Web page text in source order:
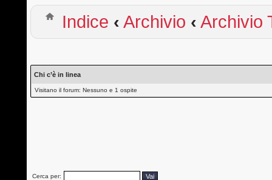
Indice ‹ Archivio ‹ Archivio
Chi c’è in linea
Visitano il forum: Nessuno e 1 ospite
Cerca per: